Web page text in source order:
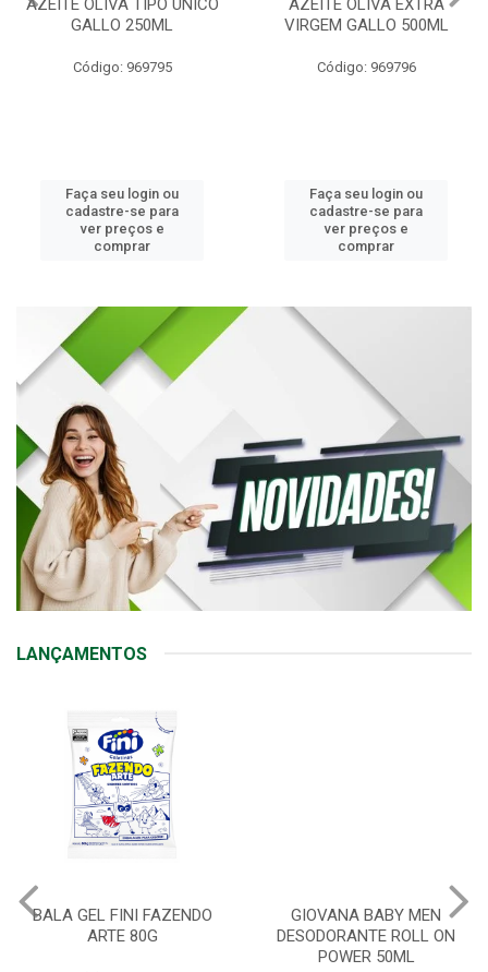
AZEITE OLIVA TIPO UNICO
GALLO 250ML
Código: 969795
Faça seu login ou
cadastre-se para
ver preços e
comprar
AZEITE OLIVA EXTRA
VIRGEM GALLO 500ML
Código: 969796
Faça seu login ou
cadastre-se para
ver preços e
comprar
LANÇAMENTOS
BALA GEL FINI FAZENDO
ARTE 80G
GIOVANA BABY MEN
DESODORANTE ROLL ON
POWER 50ML